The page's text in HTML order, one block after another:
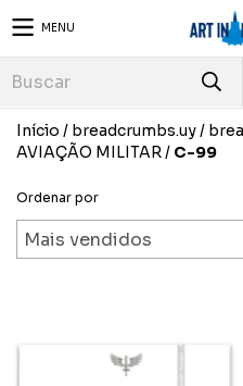
MENU
Início / breadcrumbs.uy/
AVIAÇÃO MILITAR/ C-99
Ordenar por